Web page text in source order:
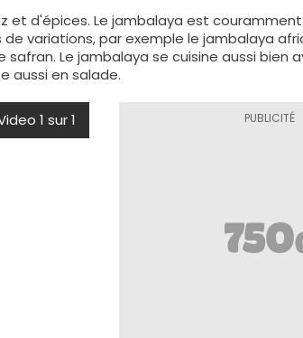
et d'épices. Le jambalaya est
variations, par exemple le jambalaya
Le jambalaya se cuisine aussi bien
aussi en salade.
1 sur 1